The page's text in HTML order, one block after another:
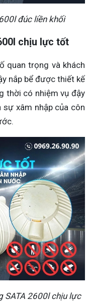
đúc liền khối
chịu lực tốt
quan trọng và khách
nắp bể được thiết kế
thời có nhiệm vụ đậy
sự xâm nhập của côn
SATA 2600l chịu lực